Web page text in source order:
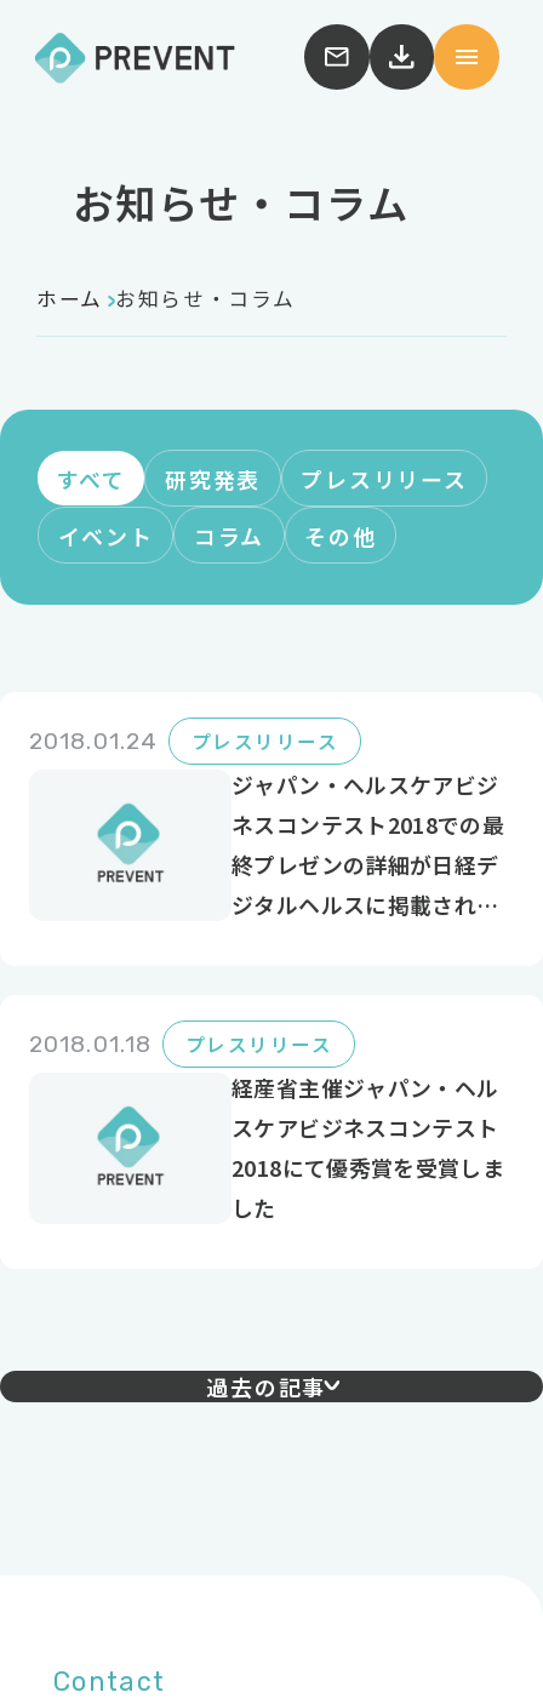
お知らせ・コラム
ホーム お知らせ・コラム
すべて 研究発表
プレスリリース
イベント
コラム その他
2018.01.24 プレスリリース
ジャパン・ヘルスケアビジ
ネスコンテスト2018での最
終プレゼンの詳細が日経デ
ジタルヘルスに掲載されま
2018.01.18 プレスリリース
経産省主催ジャパン・ヘル
スケアビジネスコンテスト
2018にて優秀賞を受賞しま
した
過去の記事
Contact